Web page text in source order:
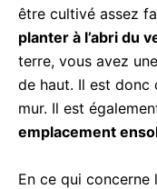
être cultivé assez
planter à l’abri du
terre, vous avez
de haut. Il est donc
mur. Il est
emplacement
En ce qui concerne